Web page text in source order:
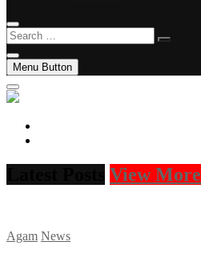
Search
…
Menu Button
View More
Agam News